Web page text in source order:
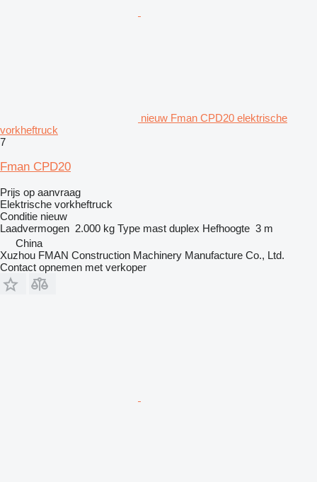
nieuw Fman CPD20 elektrische
vorkheftruck
7
Fman CPD20
Prijs op aanvraag
Elektrische vorkheftruck
Conditie nieuw
Laadvermogen 2.000 kg Type mast duplex Hefhoogte 3 m
China
Xuzhou FMAN Construction Machinery Manufacture Co., Ltd.
Contact opnemen met verkoper